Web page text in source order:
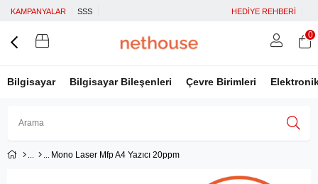
KAMPANYALAR SSS HEDİYE REHBERİ
Bilgisayar Bilgisayar Bileşenleri Çevre Birimleri
Facebook İle Bağlan
0
Mono Laser Mfp A4 Yazıcı 20ppm